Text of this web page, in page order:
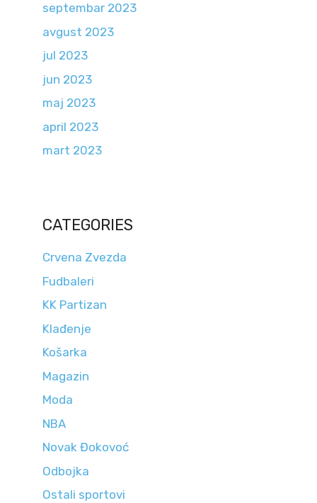
septembar 2023
avgust 2023
jul 2023
jun 2023
maj 2023
april 2023
mart 2023
CATEGORIES
Crvena Zvezda
Fudbaleri
KK Partizan
Klađenje
Košarka
Magazin
Moda
NBA
Novak Đokovoć
Odbojka
Ostali sportovi